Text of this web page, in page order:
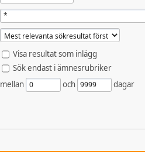
Visa resultat som inlägg
Sök endast i ämnesrubriker
mellan och dagar